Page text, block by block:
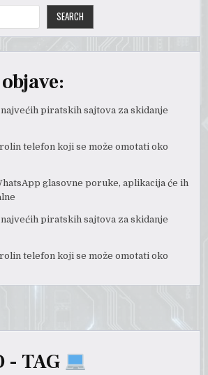
SEARCH
piratskih sajtova za skidanje
telefon koji se može omotati oko
glasovne poruke, aplikacija će ih
piratskih sajtova za skidanje
telefon koji se može omotati oko
- TAG